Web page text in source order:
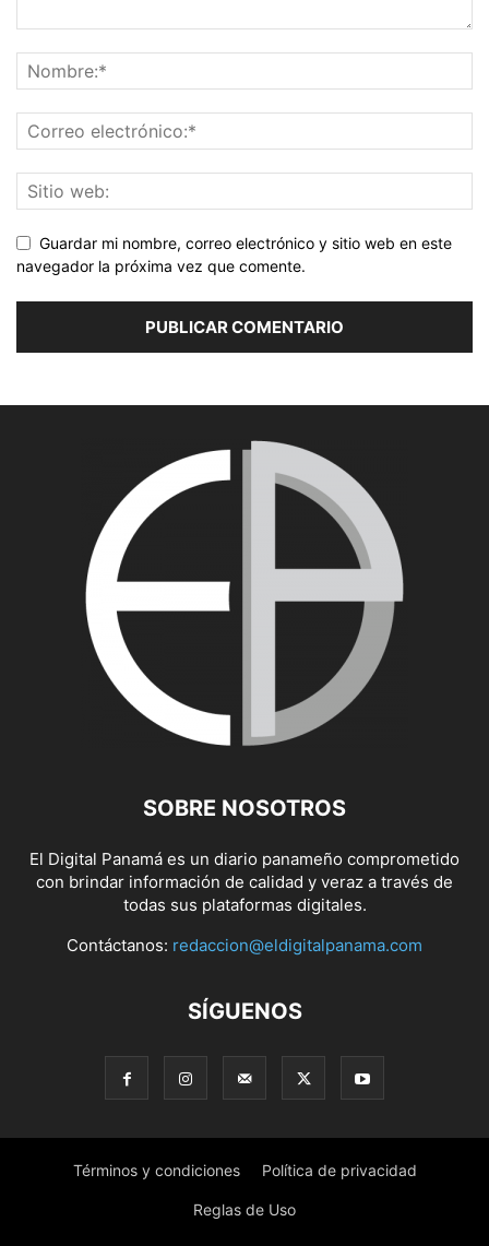
Guardar mi nombre, correo electrónico y sitio web en este
navegador la próxima vez que comente.
SOBRE NOSOTROS
El Digital Panamá es un diario panameño comprometido
con brindar información de calidad y veraz a través de
todas sus plataformas digitales.
Contáctanos: redaccion@eldigitalpanama.com
SÍGUENOS
Términos y condiciones Política de privacidad
Reglas de Uso